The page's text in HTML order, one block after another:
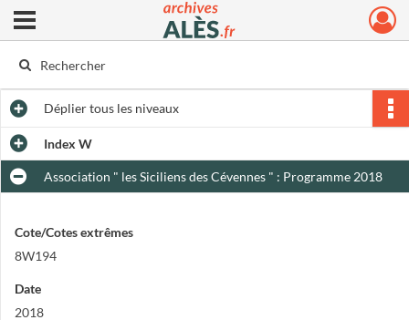
Archives municipales d'Alès
Ouvrir le menu déroulant
Dépliertous les niveaux
Index W
Association " les Siciliens des Cévennes " : Programme 2018
Cote/Cotes extrêmes
8W194
Date
2018